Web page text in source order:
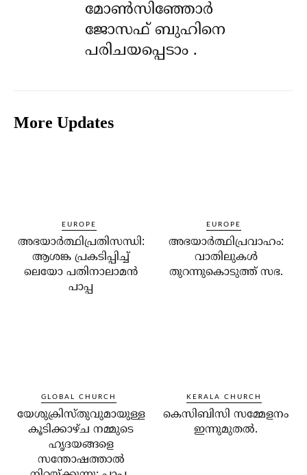
മോൺസിഞ്ഞോർ
ജോസഫ് ബുഹിനെ
പരിചയപ്പെടാം .
More Updates
EUROPE
അഭയാര്‍ത്ഥിപ്രതിസന്ധി:
ആശങ്ക പ്രകടിപ്പിച്ച്
ലെയോ പതിനാലാമന്‍
പാപ്പ
EUROPE
അഭയാര്‍ത്ഥിപ്രവാഹം:
വാതിലുകള്‍
തുറന്നുകൊടുത്ത് സഭ.
GLOBAL CHURCH
യേശുക്രിസ്തുവുമായുള്ള
കൂടിക്കാഴ്ച നമ്മുടെ
ഹൃദയങ്ങളെ
സന്തോഷത്താല്‍
KERALA CHURCH
കെസിബിസി സമ്മേളനം
ഇന്നുമുതല്‍.